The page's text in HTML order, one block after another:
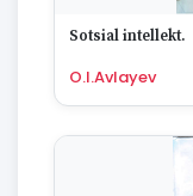
Sotsial intellekt.
O.I.Avlayev